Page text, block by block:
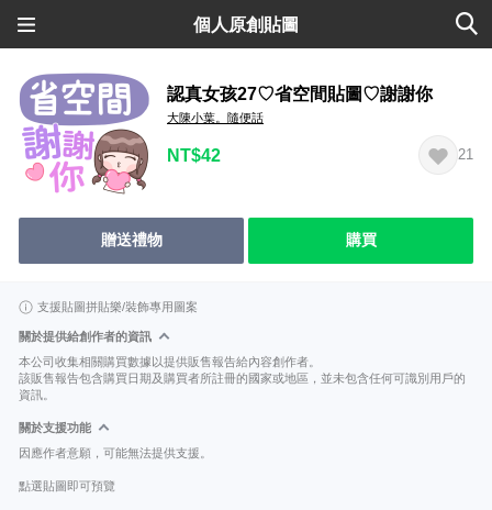
個人原創貼圖
認真女孩27♡省空間貼圖♡謝謝你
大陳小葉。隨便話
NT$42 21
贈送禮物 購買
支援貼圖拼貼樂/裝飾專用圖案
關於提供給創作者的資訊
本公司收集相關購買數據以提供販售報告給內容創作者。
該販售報告包含購買日期及購買者所註冊的國家或地區，並未包含任何可識別用戶的
資訊。
關於支援功能
因應作者意願，可能無法提供支援。
點選貼圖即可預覽